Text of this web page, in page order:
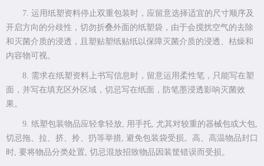
7. 运用纸塑资料停止双重包装时，应留意选择适宜的尺寸顺序及
开启方向的分歧性，切勿折叠外面的纸塑袋，由于会搅扰空气的去除
和灭菌介质的浸透，且塑贴塑纸贴纸以保障灭菌介质的浸透、枯燥和
内容物可视。
8. 需求在纸塑资料上书写信息时，留意运用柔性笔，只能写在塑
面，并写在填充区外区域，切忌写在纸面，防笔墨浸透影响灭菌效
果。
9. 纸塑包装物品应轻拿轻放, 用手托, 尤其对较重的器械包或大包,
切忌拖、拉、挤、拎、扔等举措, 避免包装袋受损。高、高温物品封口
时, 要将物品分类处置, 切忌混放招致物品因装筐错误而受损。